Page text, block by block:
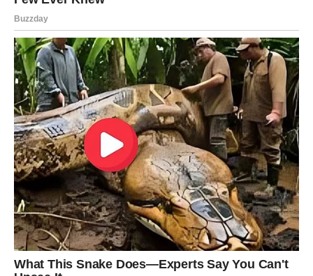
Konzumirajte dozu od dvije žlice prije jutarnjeg obroka, nakon
čega slijede dodatne dvije žlice prije večernjeg obroka.Kako
biste osigurali pravilno skladištenje, stavite lijek u rashlađenu
staklenu posudu. Za optimalne zdravstvene dobrobiti,
savjetuje se održavanje dosljednog uzimanja lijeka najmanje
dva tjedna.
Uspješan prestanak pušenja zahtijeva odlučan način
razmišljanja i promjenu načina života. Povećanje vjerojatnosti
uspješnog prestanka pušenja uključuje uključivanje hranjive
prehrane i redovite tjelovježbe u vašu dnevnu rutinu, kao i
korištenje prirodnih lijekova za pročišćavanje pluća. Ključno je
ostati postojan u svom cilju i oduprijeti se podlijeganju
osjećajima malodušnosti. Od iznimne je važnosti staviti svoju
dobrobit na prvo mjesto!